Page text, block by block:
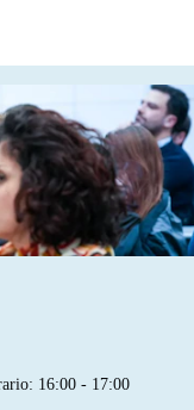
16:00 - 17:00